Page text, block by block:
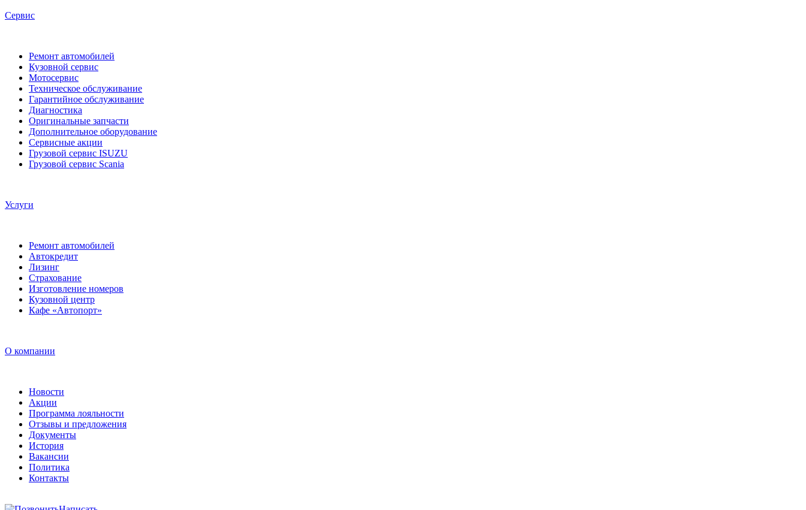
Сервис
Ремонт автомобилей
Кузовной сервис
Мотосервис
Техническое обслуживание
Гарантийное обслуживание
Диагностика
Оригинальные запчасти
Дополнительное оборудование
Сервисные акции
Грузовой сервис ISUZU
Грузовой сервис Scania
Услуги
Ремонт автомобилей
Автокредит
Лизинг
Страхование
Изготовление номеров
Кузовной центр
Кафе «Автопорт»
О компании
Новости
Акции
Программа лояльности
Отзывы и предложения
Документы
История
Вакансии
Политика
Контакты